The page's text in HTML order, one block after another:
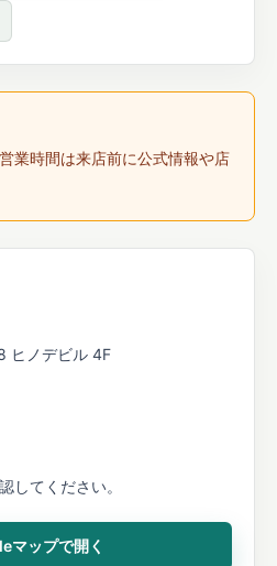
業時間は来店前に公式情報や店
ヒノデビル 4F
してください。
マップで開く